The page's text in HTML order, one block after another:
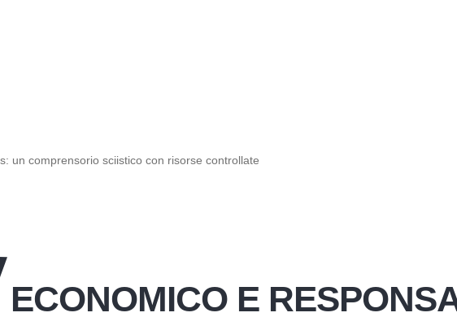
un comprensorio sciistico con risorse controllate
ECONOMICO E